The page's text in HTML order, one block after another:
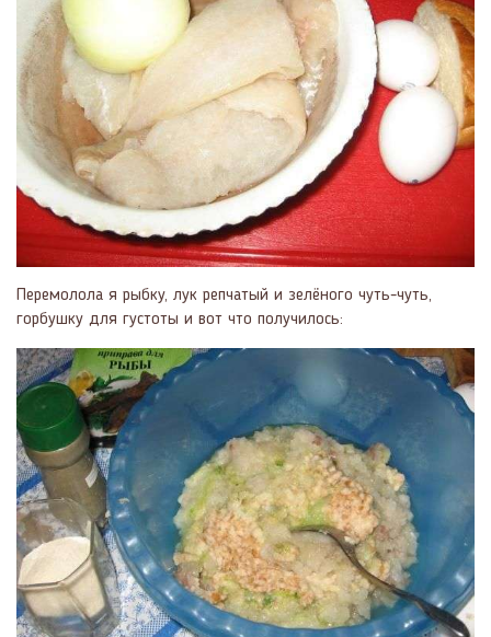
Перемолола я рыбку, лук репчатый и зелёного чуть-чуть,
горбушку для густоты и вот что получилось: